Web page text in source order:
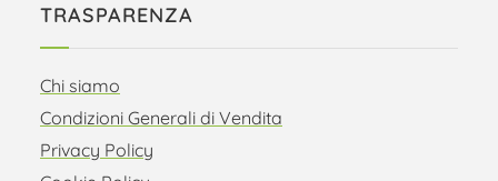
TRASPARENZA
Chi siamo
Condizioni Generali di Vendita
Privacy Policy